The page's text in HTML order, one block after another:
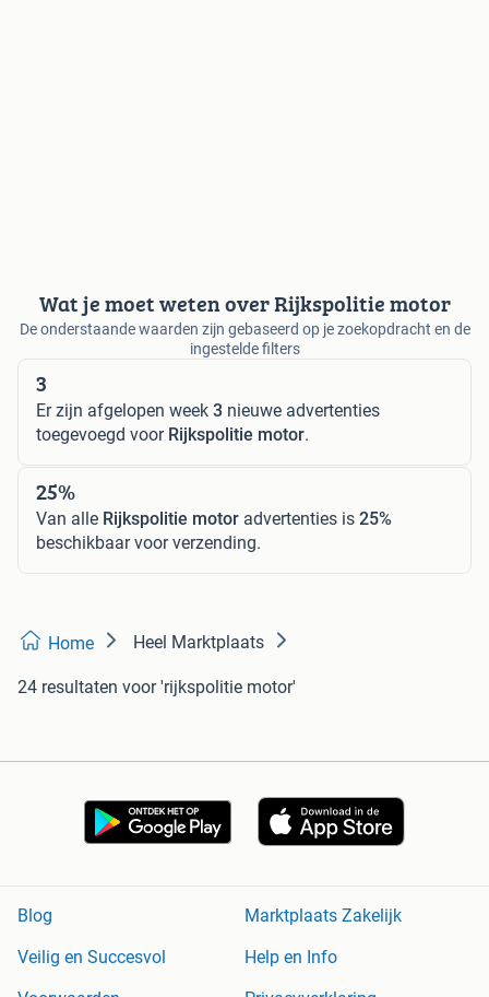
Wat je moet weten over Rijkspolitie motor
De onderstaande waarden zijn gebaseerd op je zoekopdracht en de
ingestelde filters
3
Er zijn afgelopen week 3 nieuwe advertenties
toegevoegd voor Rijkspolitie motor.
25%
Van alle Rijkspolitie motor advertenties is 25%
beschikbaar voor verzending.
Home Heel Marktplaats
24 resultaten voor 'rijkspolitie motor'
Blog
Marktplaats Zakelijk
Veilig en Succesvol
Help en Info